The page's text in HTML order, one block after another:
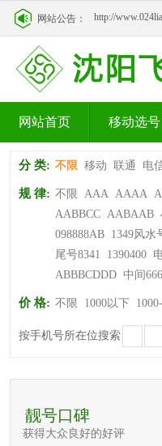
网站公告： http://
网站首页 移动选号
分 类: 不限 移动 联通 电
规 律: 不限 AAA AAAA
AABBCC AABAAB
098888AB 1349风水
尾号8341
1390400
ABBBCDDD 中间
价 格: 不限 1000以下
按手机号所在位搜索
靓号口碑
获得大众良好的好评